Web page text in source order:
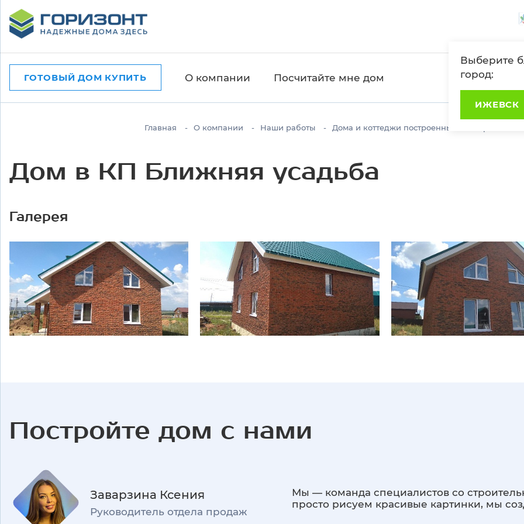
ГОТОВЫЙ ДОМ КУПИТЬ О компании Посчитайте мне дом
Выберите
город:
ИЖЕВСК
Главная О компании Наши работы Дома и коттеджи построенные СК "Горизонт"
Дом в КП Ближняя усадьба
Галерея
Постройте дом с нами
Заварзина Ксения
Руководитель отдела продаж
Мы — команда специалистов со
просто рисуем красивые картинки, мы